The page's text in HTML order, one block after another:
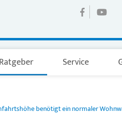
Ratgeber Service
benötigt ein normaler